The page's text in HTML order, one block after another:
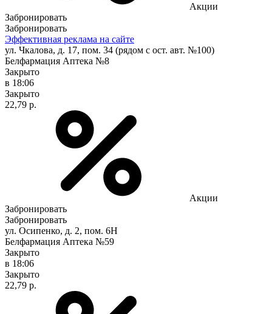
Акции
Забронировать
Забронировать
Эффективная реклама на сайте
ул. Чкалова, д. 17, пом. 34 (рядом с ост. авт. №100)
Белфармация Аптека №8
Закрыто
в 18:06
Закрыто
22,79 р.
Акции
Забронировать
Забронировать
ул. Осипенко, д. 2, пом. 6Н
Белфармация Аптека №59
Закрыто
в 18:06
Закрыто
22,79 р.